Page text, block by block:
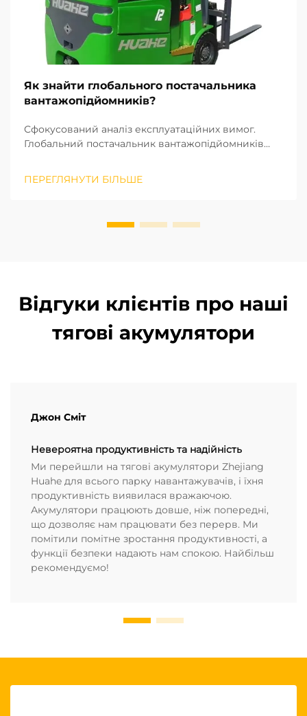
Як знайти глобального постачальника
вантажопідйомників?
Сфокусований аналіз експлуатаційних вимог.
Глобальний постачальник вантажопідйомників
експлуатаційне середовище вимагає певного
ПЕРЕГЛЯНУТИ БІЛЬШЕ
Відгуки клієнтів про наші
тягові акумулятори
Джон Сміт
Невероятна продуктивність та надійність
Ми перейшли на тягові акумулятори Zhejiang
Huahe для всього парку навантажувачів, і їхня
продуктивність виявилася вражаючою.
Акумулятори працюють довше, ніж попередні,
що дозволяє нам працювати без перерв. Ми
помітили помітне зростання продуктивності, а
функції безпеки надають нам спокою. Найбільш
рекомендуємо!